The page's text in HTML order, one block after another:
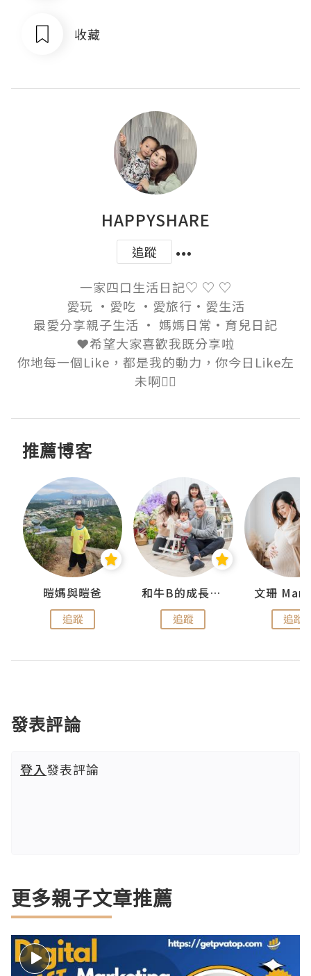
收藏
HAPPYSHARE
追蹤
一家四口生活日記♡ ♡ ♡
愛玩 ·愛吃 ·愛旅行·愛生活
最愛分享親子生活 · 媽媽日常·育兒日記
❤️希望大家喜歡我既分享啦
你地每一個Like，都是我的動力，你今日Like左
未啊👍🏻
推薦博客
暟媽與暟爸
追蹤
和牛B的成長日記
追蹤
文珊
追蹤
發表評論
登入發表評論
更多親子文章推薦